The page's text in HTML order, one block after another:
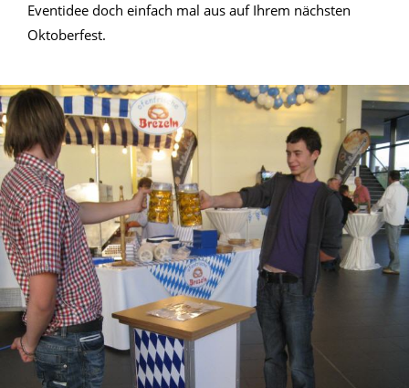
Eventidee doch einfach mal aus auf Ihrem nächsten
Oktoberfest.